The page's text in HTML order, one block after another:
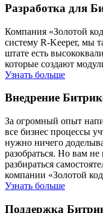
Разработка для
Компания «Золотой
систему R-Keeper, мы
штате есть
которые создают
Узнать больше
Внедрение
За огромный опыт
все бизнес процессы
нужно ничего
разобраться. Но вам не
разбираться
компании «Золотой
Узнать больше
Поддержка